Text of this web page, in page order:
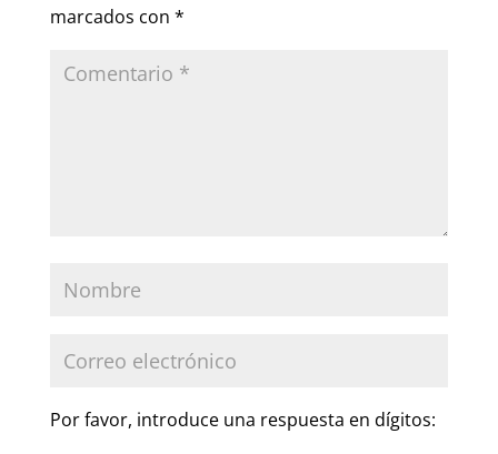
marcados con *
Por favor, introduce una respuesta en dígitos: